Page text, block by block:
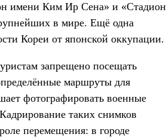
имени Ким Ир Сена» и «Стадион
в мире. Ещё одна
Кореи от японской оккупации.
запрещено посещать
маршруты для
фотографировать военные
таких снимков
перемещения: в городе